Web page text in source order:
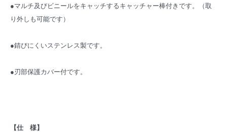
●マルチ及びビニールをキャッチするキャッチャー棒付きです。（取
り外しも可能です）
●錆びにくいステンレス製です。
●刃部保護カバー付です。
【仕 様】